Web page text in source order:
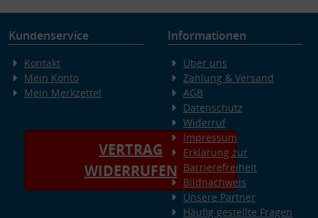
Kundenservice
Kontakt
Mein Konto
Mein Merkzettel
VERTRAG
WIDERRUFEN
Informationen
Über uns
Zahlung & Versand
AGB
Datenschutz
Widerruf
Impressum
Erklärung zur
Barrierefreiheit
Bildnachweis
Unsere Partner
Häufig gestellte Fragen